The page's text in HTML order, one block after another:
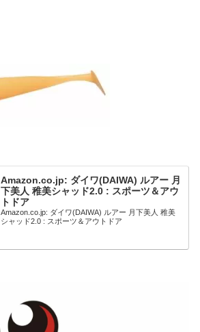
Amazon.co.jp: ダイワ(DAIWA) ルアー 月
下美人 稚美シャッド2.0 : スポーツ＆アウ
トドア
Amazon.co.jp: ダイワ(DAIWA) ルアー 月下美人 稚美
シャッド2.0 : スポーツ＆アウトドア